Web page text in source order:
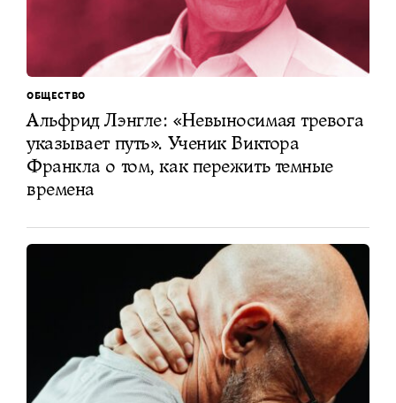
ОБЩЕСТВО
Альфрид Лэнгле: «Невыносимая тревога
указывает путь». Ученик Виктора
Франкла о том, как пережить темные
времена